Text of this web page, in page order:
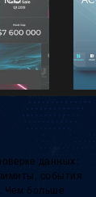
данных:
события
Чем больше